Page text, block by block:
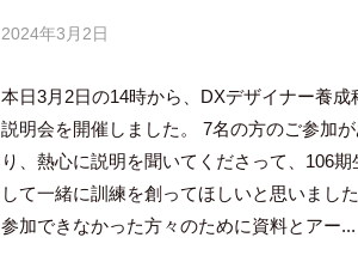
2024年3月2日
吉
田
豪
本日3月2日の14時から、DXデザイナー養成
説明会を開催しました。 7名の方のご参加が
り、熱心に説明を聞いてくださって、106期
して一緒に訓練を創ってほしいと思いました
参加できなかった方々のために資料とアー...